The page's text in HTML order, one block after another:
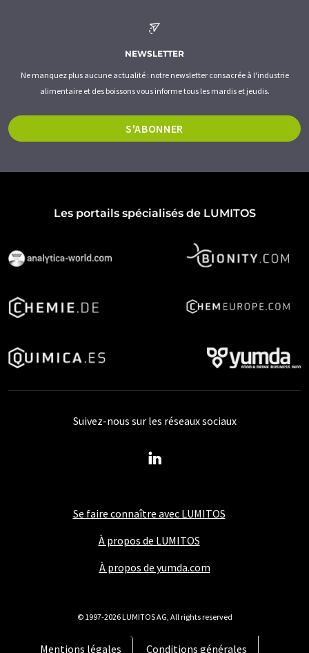
NEWSLETTER
Ne manquez plus aucune actualité : notre newsletter consacrée à l'industrie
alimentaire et des boissons vous informe tous les mardis et jeudis.
S'ABONNER
Les portails spécialisés de LUMITOS
Se faire connaître avec LUMITOS
À propos de LUMITOS
À propos de yumda.com
Mentions légales Conditions générales
Suivez-nous sur les réseaux sociaux
© 1997-2026 LUMITOS AG, All rights reserved